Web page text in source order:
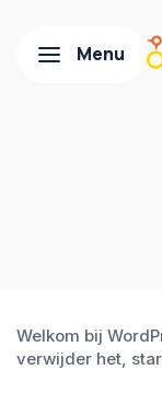
Welkom bij
verwijder het,